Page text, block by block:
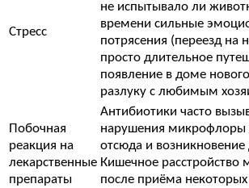
Стресс
не испытывало ли
времени сильные
потрясения (переезд на
просто длительное
появление в доме
разлуку с любимым
Побочная
реакция на
лекарственные
препараты
Антибиотики часто
нарушения микрофлоры
отсюда и возникновение
Кишечное расстройство
после приёма некоторых